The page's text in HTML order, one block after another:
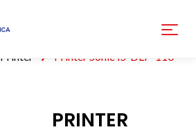
Printer
Printer Sonic IS-DLP-110
PRINTER